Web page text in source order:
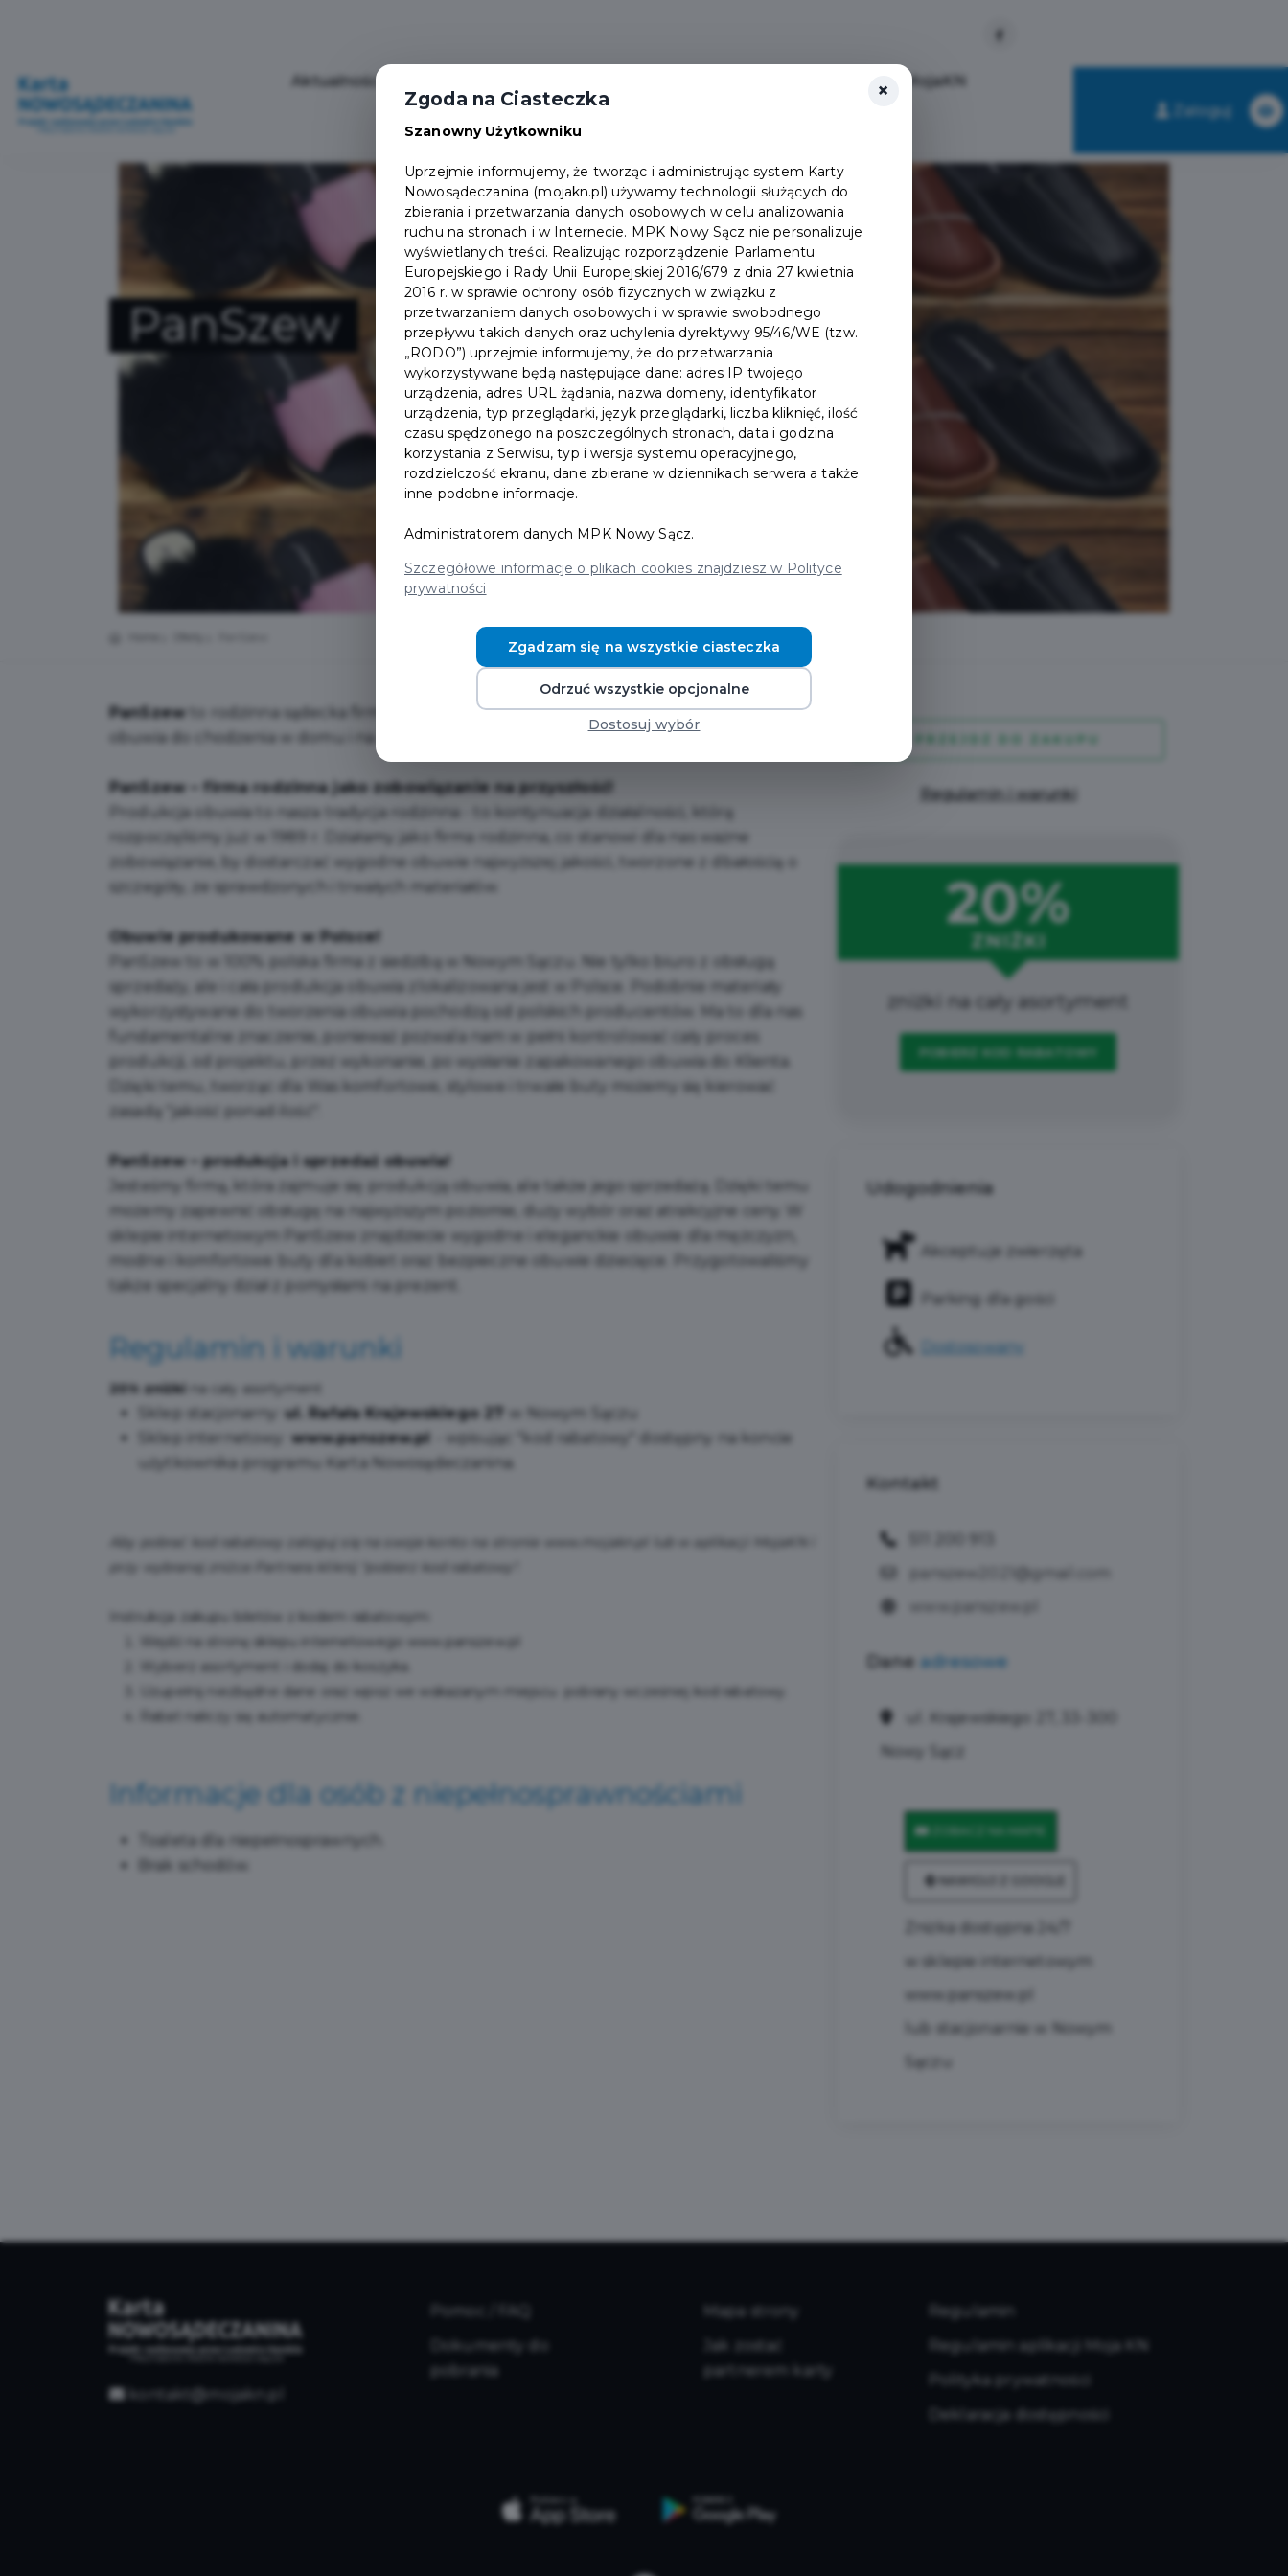
Aktualności Aplikacja MojaKN
Gdzie odebrać kartę
Zaloguj
PanSzew
PanSzew to rodzinna sądecka firma specjalizująca się w produkcji i sprzedaży wygodnego
obuwia do chodzenia w domu i na zewnątrz, w myśl zasady: jakość ponad ilość!
PanSzew – firma rodzinna jako zobowiązanie na przyszłość!
Produkcja obuwia to nasza tradycja rodzinna - to kontynuacja działalności, którą
rozpoczęliśmy już w 1989 r. Działamy jako firma rodzinna, co stanowi dla nas ważne
zobowiązanie, by dostarczać wygodne obuwie najwyższej jakości, tworzone z dbałością o
szczegóły, ze sprawdzonych i trwałych materiałów.
Obuwie produkowane w Polsce!
PanSzew to w 100% polska firma z siedzibą w Nowym Sączu. Nie tylko biuro z obsługą
sprzedaży, ale i cała produkcja obuwia zlokalizowana jest w Polsce. Podobnie materiały
wykorzystywane do tworzenia obuwia pochodzą od polskich producentów. Ma to dla nas
fundamentalne znaczenie, ponieważ pozwala nam w pełni kontrolować cały proces
produkcji, od projektu, przez wykonanie, po wysłanie zapakowanego obuwia do Klienta.
Dzięki temu, tworząc dla Was komfortowe, stylowe i trwałe buty możemy się kierować
zasadą "jakość ponad ilość".
PanSzew – produkcja i sprzedaż obuwia!
Jesteśmy firmą, która zajmuje się produkcją obuwia, ale także jego sprzedażą. Dzięki temu
możemy zapewnić obsługę na najwyższym poziomie, duży wybór oraz atrakcyjne ceny. W
sklepie internetowym PanSzew znajdziecie wygodne i eleganckie obuwie dla mężczyzn,
modne i komfortowe buty dla kobiet oraz bezpieczne obuwie dziecięce. Przygotowaliśmy
także specjalny dział z pomysłami na prezent.
Regulamin i warunki
20% zniżki na cały asortyment
Sklep stacjonarny: ul. Rafała Krajewskiego 27
w Nowym Sączu
Sklep internetowy:
www.panszew.pl
- wpisując "kod rabatowy" dostępny na koncie
użytkownika programu Karta Nowosądeczanina.
Aby pobrać kod rabatowy zaloguj się na swoje konto na stronie www.mojakn.pl lub w aplikacji MojaKN i
przy wybranej zniżce Partnera kliknij "pobierz kod rabatowy".
Instrukcja zakupu biletów z kodem rabatowym:
Wejdź na stronę sklepu internetowego
www.panszew.pl
Wybierz asortyment i dodaj do koszyka.
Uzupełnij niezbędne dane oraz wpisz we wskazanym miejscu pobrany wcześniej kod rabatowy.
Rabat naliczy się automatycznie.
Informacje dla osób z niepełnosprawnościami
Toaleta dla niepełnosprawnych.
Brak schodów.
Regulamin i warunki
20%
ZNIŻKI
zniżki na cały asortyment
POBIERZ KOD RABATOWY
Udogodnienia
Akceptuje zwierzęta
Parking dla gości
Dostosowany
Kontakt
panszew2021@gmail.com
www.panszew.pl
Dane adresowe
ul. Krajewskiego 27, 33-300
Nowy Sącz
Zniżka dostępna 24/7
w sklepie internetowym
www.panszew.pl
lub stacjonarnie w Nowym
Sączu
kontakt@mojakn.pl
Dokumenty do
pobrania
Mapa strony
Jak zostać
partnerem karty
Regulamin
Regulamin aplikacji Moja KN
Polityka prywatności
Deklaracja dostępności
×
Zgoda na Ciasteczka
Szanowny Użytkowniku
Uprzejmie informujemy, że tworząc i administrując system Karty
Nowosądeczanina (mojakn.pl) używamy technologii służących do
zbierania i przetwarzania danych osobowych w celu analizowania
ruchu na stronach i w Internecie. MPK Nowy Sącz nie personalizuje
wyświetlanych treści. Realizując rozporządzenie Parlamentu
Europejskiego i Rady Unii Europejskiej 2016/679 z dnia 27 kwietnia
2016 r. w sprawie ochrony osób fizycznych w związku z
przetwarzaniem danych osobowych i w sprawie swobodnego
przepływu takich danych oraz uchylenia dyrektywy 95/46/WE (tzw.
„RODO”) uprzejmie informujemy, że do przetwarzania
wykorzystywane będą następujące dane: adres IP twojego
urządzenia, adres URL żądania, nazwa domeny, identyfikator
urządzenia, typ przeglądarki, język przeglądarki, liczba kliknięć, ilość
czasu spędzonego na poszczególnych stronach, data i godzina
korzystania z Serwisu, typ i wersja systemu operacyjnego,
rozdzielczość ekranu, dane zbierane w dziennikach serwera a także
inne podobne informacje.
Administratorem danych MPK Nowy Sącz.
Szczegółowe informacje o plikach cookies znajdziesz w Polityce
prywatności
Zgadzam się na wszystkie ciasteczka
Odrzuć wszystkie opcjonalne
Dostosuj wybór